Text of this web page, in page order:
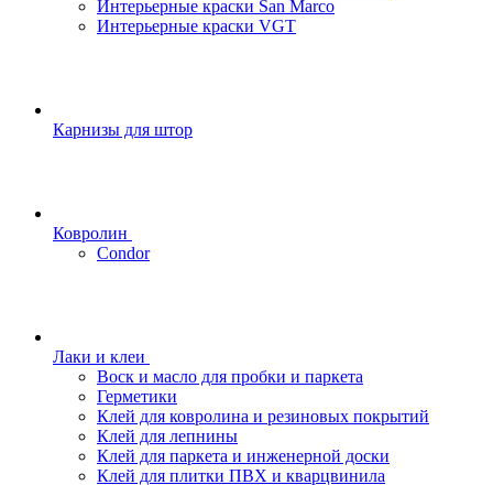
Интерьерные краски San Marco
Интерьерные краски VGT
Карнизы для штор
Ковролин
Condor
Лаки и клеи
Воск и масло для пробки и паркета
Герметики
Клей для ковролина и резиновых покрытий
Клей для лепнины
Клей для паркета и инженерной доски
Клей для плитки ПВХ и кварцвинила